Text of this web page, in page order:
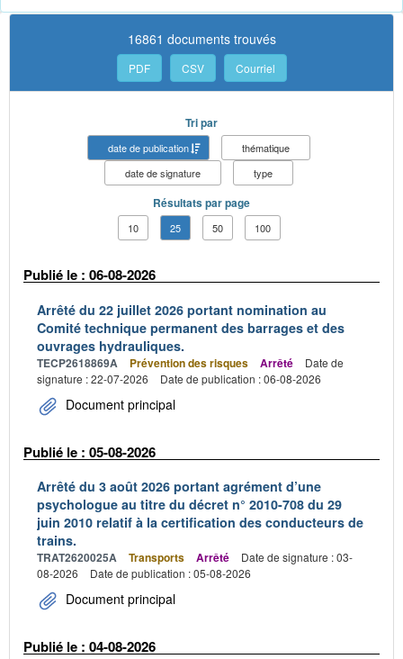
16861 documents trouvés
PDF CSV Courriel
Tri par
date de publication
thématique
date de signature
type
Résultats par page
10 25 50 100
Publié le : 06-08-2026
Arrêté du 22 juillet 2026 portant nomination au
Comité technique permanent des barrages et des
ouvrages hydrauliques.
TECP2618869A Prévention des risques Arrêté
Date de
signature : 22-07-2026
Date de publication : 06-08-2026
Document principal
Publié le : 05-08-2026
Arrêté du 3 août 2026 portant agrément d’une
psychologue au titre du décret n° 2010-708 du 29
juin 2010 relatif à la certification des conducteurs de
trains.
TRAT2620025A Transports Arrêté
Date de signature : 03-
08-2026
Date de publication : 05-08-2026
Document principal
Publié le : 04-08-2026